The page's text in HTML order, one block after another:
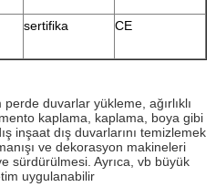
sertifika CE
duvarlar yükleme, ağırlıklı
kaplama, kaplama, boya gibi
inşaat dış duvarlarını temizlemek
ve dekorasyon makineleri
sürdürülmesi. Ayrıca, vb büyük
uygulanabilir